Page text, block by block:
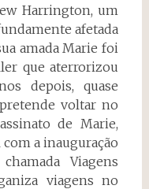
Harrington, um
afetada
amada Marie foi
que aterrorizou
depois, quase
voltar no
de Marie,
a inauguração
Viagens
viagens no